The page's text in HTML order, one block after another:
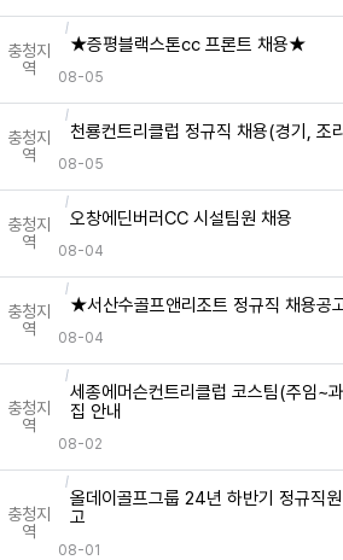
충청지
역
★증평블랙스톤cc 프론트 채용★
08-05
충청지
역
천룡컨트리클럽 정규직 채용(경기, 조
08-05
충청지
역
오창에딘버러CC 시설팀원 채용
08-04
충청지
역
★서산수골프앤리조트 정규직 채용공
08-04
충청지
역
세종에머슨컨트리클럽 코스팀(주임~
집 안내
08-02
충청지
역
올데이골프그룹 24년 하반기 정규직
고
08-01